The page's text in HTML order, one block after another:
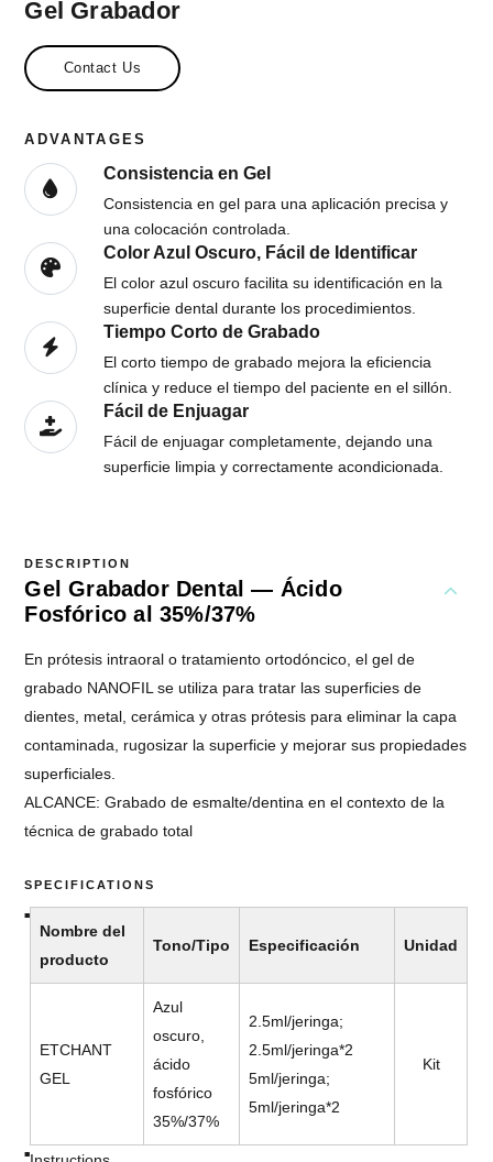
Gel Grabador
Contact Us
ADVANTAGES
Consistencia en Gel
Consistencia en gel para una aplicación precisa y
una colocación controlada.
Color Azul Oscuro, Fácil de Identificar
El color azul oscuro facilita su identificación en la
superficie dental durante los procedimientos.
Tiempo Corto de Grabado
El corto tiempo de grabado mejora la eficiencia
clínica y reduce el tiempo del paciente en el sillón.
Fácil de Enjuagar
Fácil de enjuagar completamente, dejando una
superficie limpia y correctamente acondicionada.
DESCRIPTION
Gel Grabador Dental — Ácido
Fosfórico al 35%/37%
En prótesis intraoral o tratamiento ortodóncico, el gel de
grabado NANOFIL se utiliza para tratar las superficies de
dientes, metal, cerámica y otras prótesis para eliminar la capa
contaminada, rugosizar la superficie y mejorar sus propiedades
superficiales.
ALCANCE: Grabado de esmalte/dentina en el contexto de la
técnica de grabado total
SPECIFICATIONS
Nombre del
producto
Tono/Tipo Especificación Unidad
ETCHANT
GEL
Azul
oscuro,
ácido
fosfórico
35%/37%
2.5ml/jeringa;
2.5ml/jeringa*2
5ml/jeringa;
5ml/jeringa*2
Kit